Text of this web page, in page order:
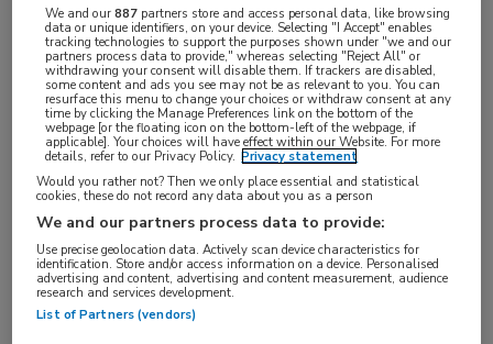
BRANCHE
Zelfstandige kliniek
AANSTELLING
Niet nader bepaald
PLAATSINGSDATUM
30 januari 2026
NIVEAU
WO
ERVARING
Niet nader bepaald
DIENSTVERBAND
We and our887 partners store and access personal data, like browsing
data or unique identifiers, on your device. Selecting "I Accept" enables
tracking technologies to support the purposes shown under "we and our
partners process data to provide," whereas selecting "Reject All" or
withdrawing your consent will disable them. If trackers are disabled,
some content and ads you see may not be as relevant to you. You can
resurface this menu to change your choices or withdraw consent at any
time by clicking the Manage Preferences link on the bottom of the
webpage [or the floating icon on the bottom-left of the webpage, if
applicable]. Your choices will have effect within our Website. For more
details, refer to our Privacy Policy. Privacy statement
Would you rather not? Then we only place essential and statistical
cookies, these do not record any data about you as a person
We and our partners process data to provide:
Use precise geolocation data. Actively scan device characteristics for
identification. Store and/or access information on a device. Personalised
advertising and content, advertising and content measurement, audience
research and services development.
List of Partners (vendors)